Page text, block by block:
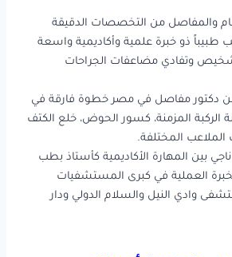
والمفاصل من التخصصات الدقيقة
طبيباً ذو خبرة علمية وأكاديمية واسعة
وتفادي مضاعفات الجراحات
دكتور مفاصل في مصر خطوة فارقة في
الركبة المزمنة، كسور الحوض، خلع الكتف
الملاعب المختلفة.
بين المهارة الأكاديمية كأستاذ بطب
العملية في كبرى المستشفيات
وادي النيل والسلام الدولي ودار